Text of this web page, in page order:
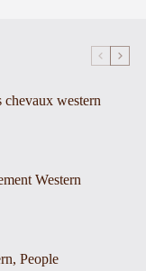
chevaux western
Western
, People